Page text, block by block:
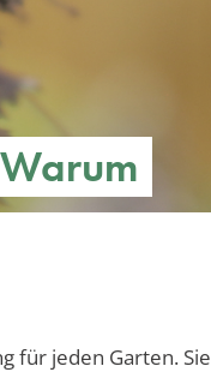
für jeden Garten. Sie